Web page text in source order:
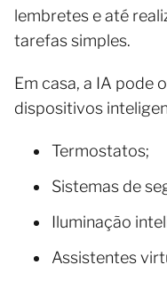
lembretes e até
tarefas simples.
Em casa, a IA pode
dispositivos
Termostatos;
Sistemas de
Iluminação
Assistentes